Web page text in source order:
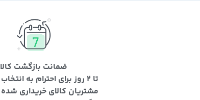
ضمانت بازگشت کالا
تا 2 روز برای احترام به انتخاب
مشتریان کالای خریداری شده